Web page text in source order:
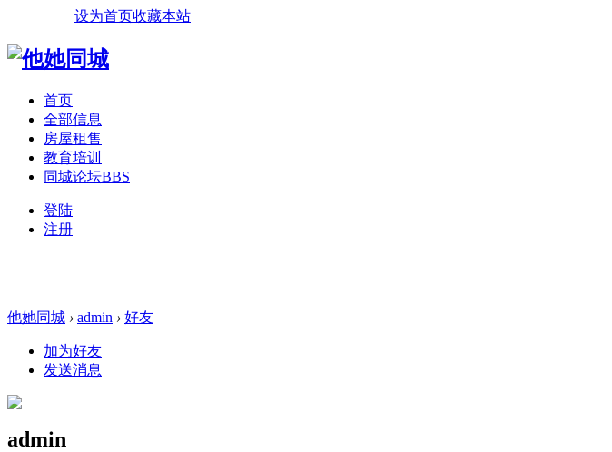
设为首页收藏本站
首页
全部信息
房屋租售
教育培训
同城论坛BBS
登陆
注册
他她同城 › admin › 好友
加为好友
发送消息
admin